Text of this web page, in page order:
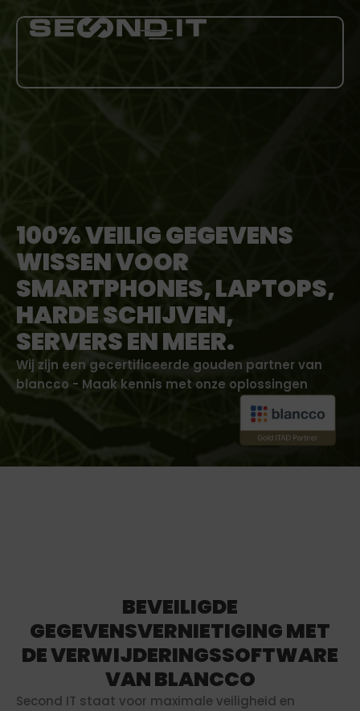
CARRIÈRE
MEER
100% VEILIG GEGEVENS
WISSEN VOOR
SMARTPHONES, LAPTOPS,
HARDE SCHIJVEN,
SERVERS EN MEER.
Wij zijn een gecertificeerde gouden partner van
blancco - Maak kennis met onze oplossingen
BEVEILIGDE
GEGEVENSVERNIETIGING MET
DE VERWIJDERINGSSOFTWARE
VAN BLANCCO
Second IT staat voor maximale veiligheid en